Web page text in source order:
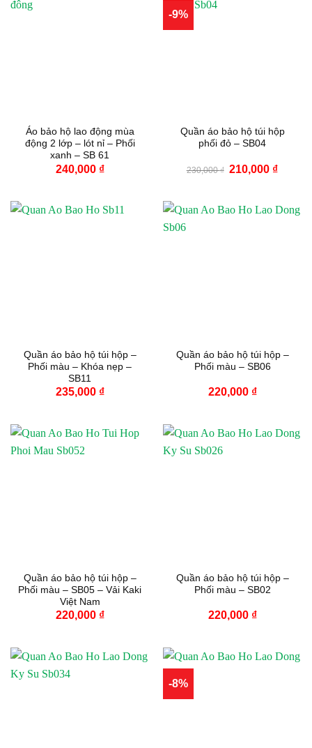
Áo bảo hộ lao động mùa
động 2 lớp – lót nỉ – Phối
xanh – SB 61
240,000 ₫
-9%
Quần áo bảo hộ túi hộp
phối đỏ – SB04
230,000₫ Giá
gốc
210,000 ₫Giá
Quần áo bảo hộ túi hộp –
Phối màu – Khóa nẹp –
SB11
235,000 ₫
Quần áo bảo hộ túi hộp –
Phối màu – SB06
220,000 ₫
Quần áo bảo hộ túi hộp –
Phối màu – SB05 – Vải Kaki
Việt Nam
220,000 ₫
Quần áo bảo hộ túi hộp –
Phối màu – SB02
220,000 ₫
-8%